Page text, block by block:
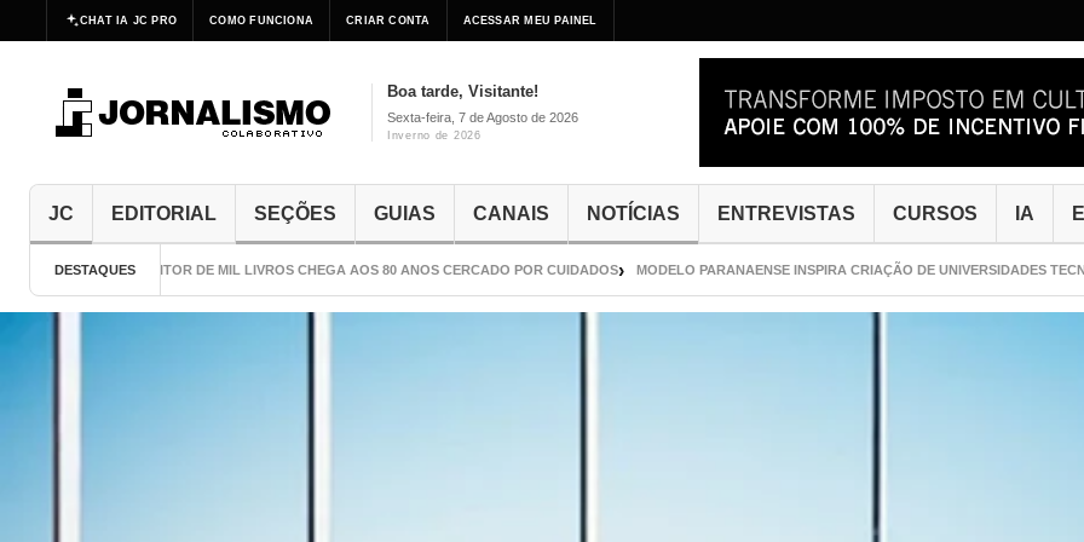
CHAT IA JC PRO COMO FUNCIONA CRIAR CONTA ACESSAR MEU PAINEL
Boa tarde, Visitante!
Sexta-feira, 7 de Agosto de 2026
Inverno de 2026
JC EDITORIAL SEÇÕES GUIAS CANAIS NOTÍCIAS ENTREVISTAS CURSOS IA
DESTAQUES
O ESCRITOR DE MIL LIVROS CHEGA AOS 80 ANOS CERCADO POR CUIDADOS MODELO PARANAENSE INSPIRA CRIAÇÃO DE UNIVERSIDADES